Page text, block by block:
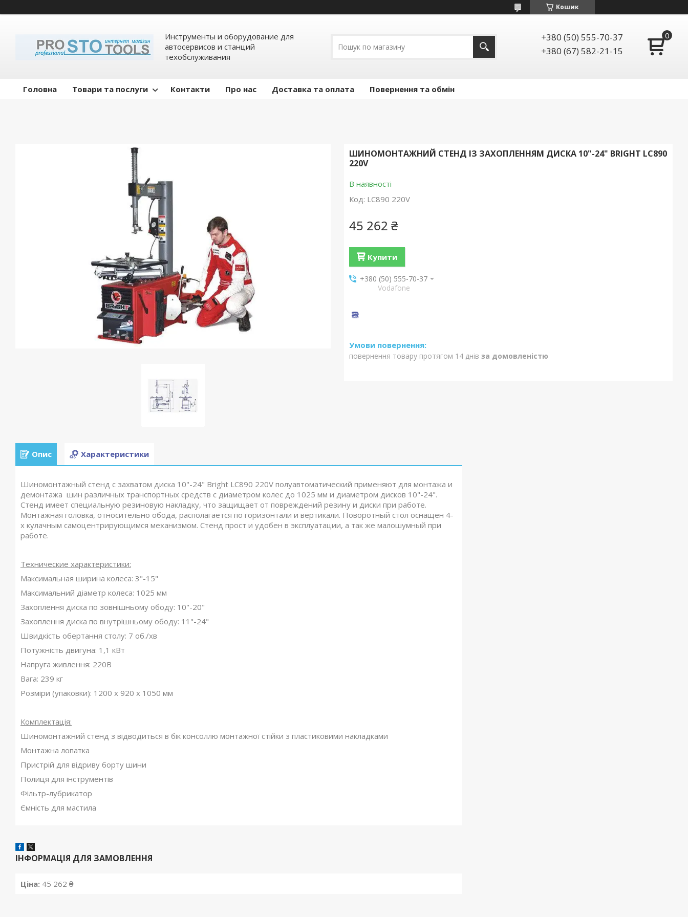
Кошик
Инструменты и оборудование для
автосервисов и станций
техобслуживания
+380 (50) 555-70-37
+380 (67) 582-21-15
Головна Товари та послуги Контакти Про нас Доставка та оплата Повернення та обмін
ШИНОМОНТАЖНИЙ СТЕНД ІЗ ЗАХОПЛЕННЯМ ДИСКА 10"-24" BRIGHT LC890
220V
В наявності
Код: LC890 220V
45 262 ₴
Купити
+380 (50) 555-70-37
Vodafone
повернення товару протягом 14 днів за домовленістю
Опис Характеристики
Шиномонтажный стенд с захватом диска 10"-24" Bright LC890 220V полуавтоматический применяют для монтажа и
демонтажа шин различных транспортных средств с диаметром колес до 1025 мм и диаметром дисков 10"-24".
Стенд имеет специальную резиновую накладку, что защищает от повреждений резину и диски при работе.
Монтажная головка, относительно обода, располагается по горизонтали и вертикали. Поворотный стол оснащен 4-
х кулачным самоцентрирующимся механизмом. Стенд прост и удобен в эксплуатации, а так же малошумный при
работе.
Технические характеристики:
Максимальная ширина колеса: 3"-15"
Максимальний діаметр колеса: 1025 мм
Захоплення диска по зовнішньому ободу: 10"-20"
Захоплення диска по внутрішньому ободу: 11"-24"
Швидкість обертання столу: 7 об./хв
Потужність двигуна: 1,1 кВт
Напруга живлення: 220В
Вага: 239 кг
Розміри (упаковки): 1200 х 920 х 1050 мм
Комплектація:
Шиномонтажний стенд з відводиться в бік консоллю монтажної стійки з пластиковими накладками
Монтажна лопатка
Пристрій для відриву борту шини
Полиця для інструментів
Фільтр-лубрикатор
Ємність для мастила
ІНФОРМАЦІЯ ДЛЯ ЗАМОВЛЕННЯ
Ціна: 45 262 ₴